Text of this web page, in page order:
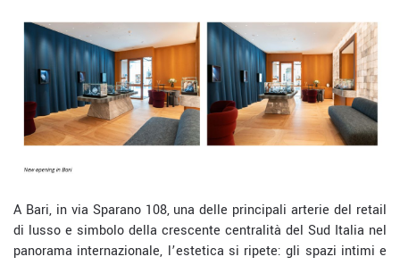
A Bari, in via Sparano 108, una delle principali arterie del retail
di lusso e simbolo della crescente centralità del Sud Italia nel
panorama internazionale, l’estetica si ripete: gli spazi intimi e